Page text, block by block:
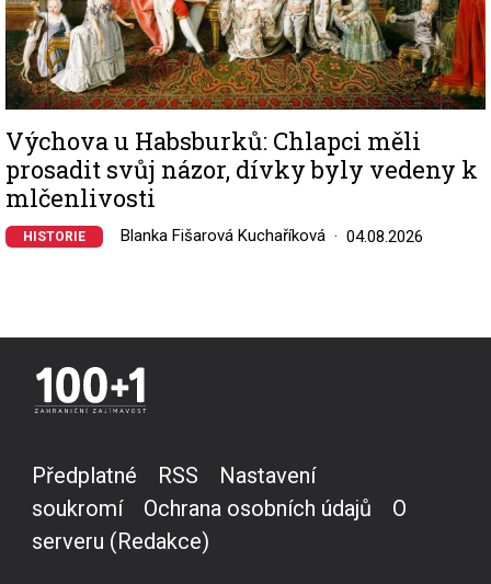
Výchova u Habsburků: Chlapci měli
prosadit svůj názor, dívky byly vedeny k
mlčenlivosti
HISTORIE Blanka Fišarová Kuchaříková 04.08.2026
Předplatné RSS
Nastavení
soukromí
Ochrana osobních údajů
O
serveru (Redakce)